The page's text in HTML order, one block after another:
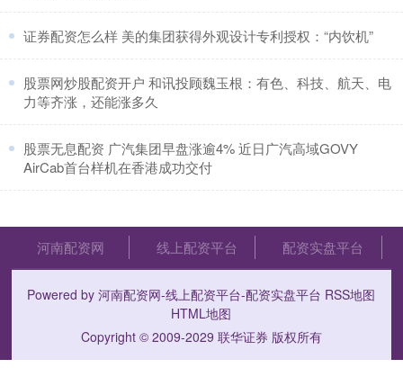
​证券配资怎么样 美的集团获得外观设计专利授权：“内饮机”
​股票网炒股配资开户 和讯投顾魏玉根：有色、科技、航天、电
力等齐涨，还能涨多久
​股票无息配资 广汽集团早盘涨逾4% 近日广汽高域GOVY
AirCab首台样机在香港成功交付
河南配资网 线上配资平台 配资实盘平台
Powered by河南配资网-线上配资平台-配资实盘平台 RSS地图
HTML地图
Copyright © 2009-2029 联华证券 版权所有